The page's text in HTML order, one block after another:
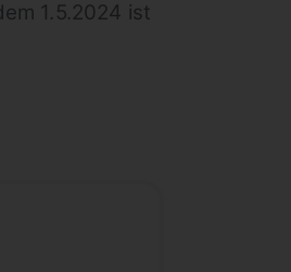
1.5.2024 ist